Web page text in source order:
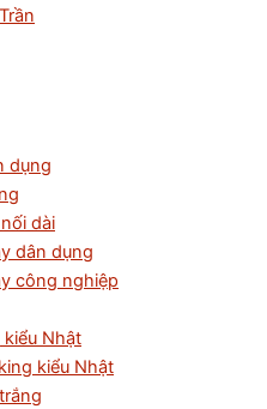
dụng
dài
dân dụng
công nghiệp
Nhật
kiểu Nhật